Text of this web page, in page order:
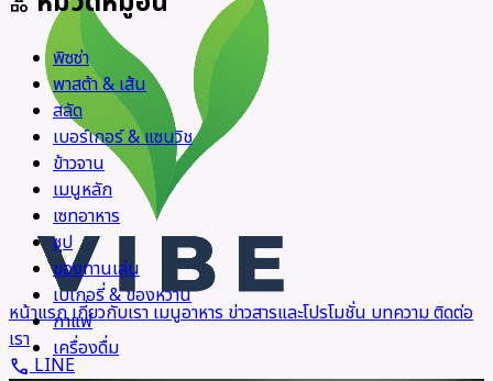
หน้าแรกเกี่ยวกับเราเมนูอาหารข่าวสารและโปรโมชั่นบทความติดต่อ
เรา
call LINE
พิซซ่า
พาสต้า & เส้น
สลัด
เบอร์เกอร์ & แซนวิช
ข้าวจาน
เมนูหลัก
เซทอาหาร
ซุป
ของทานเล่น
เบเกอรี่ & ของหวาน
กาแฟ
เครื่องดื่ม